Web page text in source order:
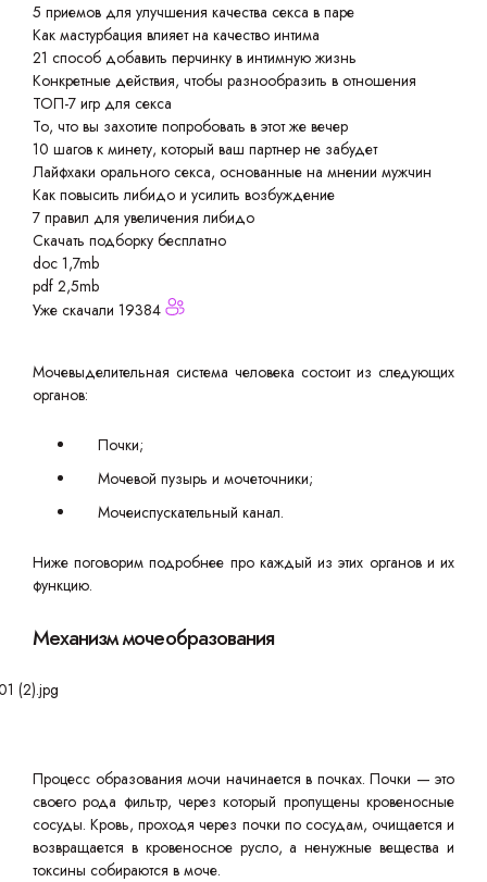
5 приемов для улучшения качества секса в паре
Как мастурбация влияет на качество интима
21 способ добавить перчинку в интимную жизнь
Конкретные действия, чтобы разнообразить в отношения
ТОП-7 игр для секса
То, что вы захотите попробовать в этот же вечер
10 шагов к минету, который ваш партнер не забудет
Лайфхаки орального секса, основанные на мнении мужчин
Как повысить либидо и усилить возбуждение
7 правил для увеличения либидо
Скачать подборку бесплатно
doc 1,7mb
pdf 2,5mb
Уже скачали 19384
Мочевыделительная система человека состоит из следующих
органов:
Почки;
Мочевой пузырь и мочеточники;
Мочеиспускательный канал.
Ниже поговорим подробнее про каждый из этих органов и их
функцию.
Механизм мочеобразования
Процесс образования мочи начинается в почках. Почки — это
своего рода фильтр, через который пропущены кровеносные
сосуды. Кровь, проходя через почки по сосудам, очищается и
возвращается в кровеносное русло, а ненужные вещества и
токсины собираются в моче.